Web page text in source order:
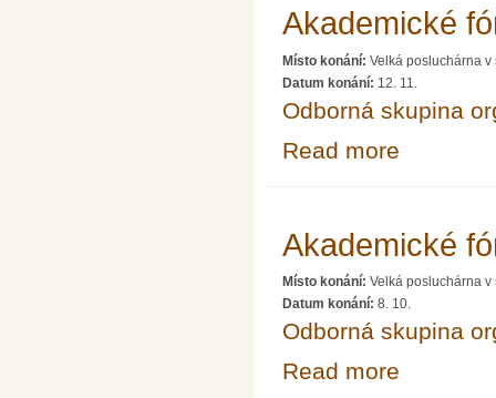
Akademické
Místo konání: Velká posluchárna v
Datum konání: 12. 11.
Odborná skupina
Read more
Akademické
Místo konání: Velká posluchárna v
Datum konání: 8. 10.
Odborná skupina
Read more